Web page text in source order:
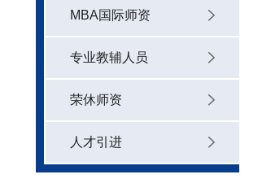
MBA国际师资
专业教辅人员
荣休师资
人才引进